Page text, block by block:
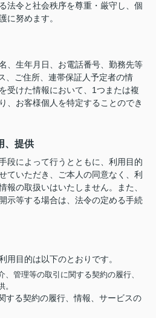
法令と社会秩序を尊重・厳守し、個
に努めます。
、生年月日、お電話番号、勤務先等
、ご住所、連帯保証人予定者の情
受けた情報において、1つまたは複
、お客様個人を特定することのでき
、提供
段によって行うとともに、利用目的
ていただき、ご本人の同意なく、利
報の取扱いはいたしません。また、
示等する場合は、法令の定める手続
用目的は以下のとおりです。
管理等の取引に関する契約の履行、
。
する契約の履行、情報、サービスの